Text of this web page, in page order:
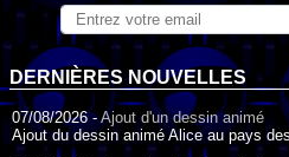
DERNIÈRES NOUVELLES
07/08/2026 -Ajout d'un dessin animé
Ajout du dessin animé Alice au pays